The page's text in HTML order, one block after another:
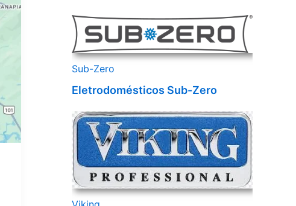
Sub-Zero
Eletrodomésticos Sub-Zero